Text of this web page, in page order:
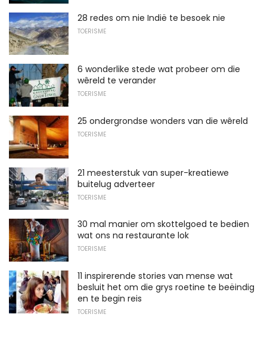
28 redes om nie Indië te besoek nie
TOERISME
6 wonderlike stede wat probeer om die
wêreld te verander
TOERISME
25 ondergrondse wonders van die wêreld
TOERISME
21 meesterstuk van super-kreatiewe
buitelug adverteer
TOERISME
30 mal manier om skottelgoed te bedien
wat ons na restaurante lok
TOERISME
11 inspirerende stories van mense wat
besluit het om die grys roetine te beëindig
en te begin reis
TOERISME